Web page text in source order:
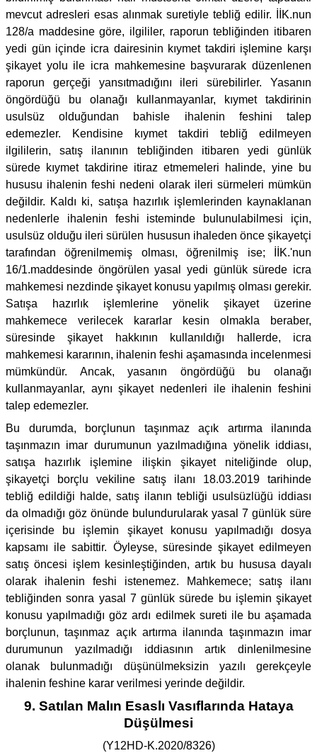
mevcut adresleri esas alınmak suretiyle tebliğ edilir. İİK.nun
128/a maddesine göre, ilgililer, raporun tebliğinden itibaren
yedi gün içinde icra dairesinin kıymet takdiri işlemine karşı
şikayet yolu ile icra mahkemesine başvurarak düzenlenen
raporun gerçeği yansıtmadığını ileri sürebilirler. Yasanın
öngördüğü bu olanağı kullanmayanlar, kıymet takdirinin
usulsüz olduğundan bahisle ihalenin feshini talep
edemezler. Kendisine kıymet takdiri tebliğ edilmeyen
ilgililerin, satış ilanının tebliğinden itibaren yedi günlük
sürede kıymet takdirine itiraz etmemeleri halinde, yine bu
hususu ihalenin feshi nedeni olarak ileri sürmeleri mümkün
değildir. Kaldı ki, satışa hazırlık işlemlerinden kaynaklanan
nedenlerle ihalenin feshi isteminde bulunulabilmesi için,
usulsüz olduğu ileri sürülen hususun ihaleden önce şikayetçi
tarafından öğrenilmemiş olması, öğrenilmiş ise; İİK.'nun
16/1.maddesinde öngörülen yasal yedi günlük sürede icra
mahkemesi nezdinde şikayet konusu yapılmış olması gerekir.
Satışa hazırlık işlemlerine yönelik şikayet üzerine
mahkemece verilecek kararlar kesin olmakla beraber,
süresinde şikayet hakkının kullanıldığı hallerde, icra
mahkemesi kararının, ihalenin feshi aşamasında incelenmesi
mümkündür. Ancak, yasanın öngördüğü bu olanağı
kullanmayanlar, aynı şikayet nedenleri ile ihalenin feshini
talep edemezler.
Bu durumda, borçlunun taşınmaz açık artırma ilanında
taşınmazın imar durumunun yazılmadığına yönelik iddiası,
satışa hazırlık işlemine ilişkin şikayet niteliğinde olup,
şikayetçi borçlu vekiline satış ilanı 18.03.2019 tarihinde
tebliğ edildiği halde, satış ilanın tebliği usulsüzlüğü iddiası
da olmadığı göz önünde bulundurularak yasal 7 günlük süre
içerisinde bu işlemin şikayet konusu yapılmadığı dosya
kapsamı ile sabittir. Öyleyse, süresinde şikayet edilmeyen
satış öncesi işlem kesinleştiğinden, artık bu hususa dayalı
olarak ihalenin feshi istenemez. Mahkemece; satış ilanı
tebliğinden sonra yasal 7 günlük sürede bu işlemin şikayet
konusu yapılmadığı göz ardı edilmek sureti ile bu aşamada
borçlunun, taşınmaz açık artırma ilanında taşınmazın imar
durumunun yazılmadığı iddiasının artık dinlenilmesine
olanak bulunmadığı düşünülmeksizin yazılı gerekçeyle
ihalenin feshine karar verilmesi yerinde değildir.
9. Satılan Malın Esaslı Vasıflarında Hataya
Düşülmesi
(Y12HD-K.2020/8326)